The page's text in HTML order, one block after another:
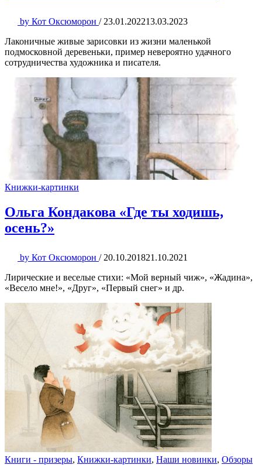
by Кот Оксюморон / 23.01.202213.03.2023
Лаконичные живые зарисовки из жизни маленькой
подмосковной деревеньки, пример невероятно удачного
сотрудничества художника и писателя.
Книжки-картинки
Ольга Кондакова «Где ты ходишь,
осень?»
by Кот Оксюморон / 20.10.201821.10.2021
Лирические и веселые стихи: «Мой верный чиж», «Жадина»,
«Весело мне!», «Друг», «Первый снег» и др.
Книги - призеры, Книжки-картинки, Наши новинки, Обзоры